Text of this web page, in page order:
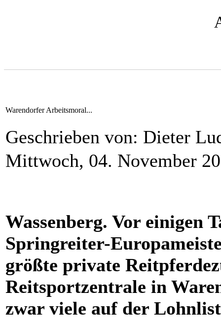
Warendorfer Arbeitsmoral...
Geschrieben von: Dieter
Mittwoch, 04. November
Wassenberg. Vor einigen
Springreiter-
größte private
Reitsportzentrale in
zwar viele auf der